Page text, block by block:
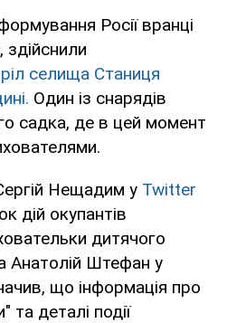
Росії вранці
селища Станиця
Один із снарядів
садка, де в цей момент
Нещадим у Twitter
дій окупантів
дитячого
Анатолій Штефан у
що інформація про
та деталі події